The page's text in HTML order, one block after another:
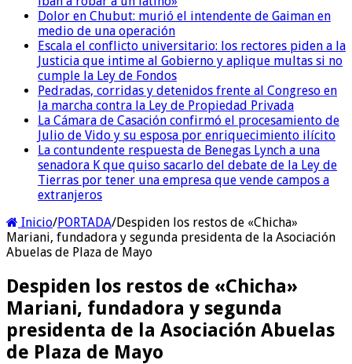
Dolor en Chubut: murió el intendente de Gaiman en
medio de una operación
Escala el conflicto universitario: los rectores piden a la
Justicia que intime al Gobierno y aplique multas si no
cumple la Ley de Fondos
Pedradas, corridas y detenidos frente al Congreso en
la marcha contra la Ley de Propiedad Privada
La Cámara de Casación confirmó el procesamiento de
Julio de Vido y su esposa por enriquecimiento ilícito
La contundente respuesta de Benegas Lynch a una
senadora K que quiso sacarlo del debate de la Ley de
Tierras por tener una empresa que vende campos a
extranjeros
Inicio/PORTADA/Despiden los restos de «Chicha»
Mariani, fundadora y segunda presidenta de la Asociación
Abuelas de Plaza de Mayo
Despiden los restos de «Chicha»
Mariani, fundadora y segunda
presidenta de la Asociación Abuelas
de Plaza de Mayo